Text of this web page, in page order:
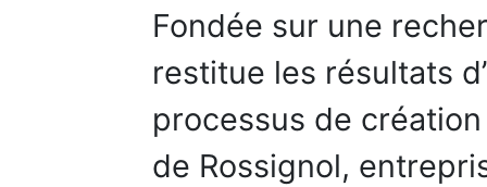
Fondée sur une
restitue les résultats
processus de
de Rossignol,